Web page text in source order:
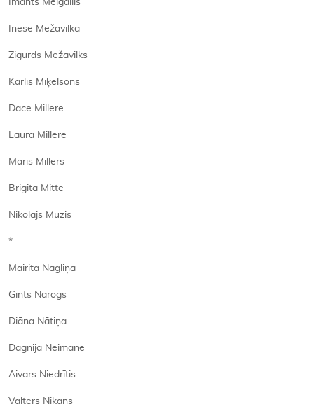
Imants Melgailis
Inese Mežavilka
Zigurds Mežavilks
Kārlis Miķelsons
Dace Millere
Laura Millere
Māris Millers
Brigita Mitte
Nikolajs Muzis
*
Mairita Nagliņa
Gints Narogs
Diāna Nātiņa
Dagnija Neimane
Aivars Niedrītis
Valters Nikans